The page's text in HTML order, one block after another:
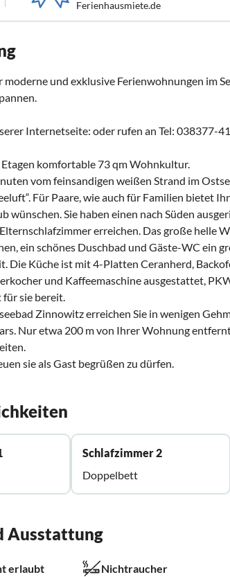
Ferienhausmiete.de
und exklusive Ferienwohnungen im
Internetseite: oder rufen an Tel: 038377-
komfortable 73 qm Wohnkultur.
vom feinsandigen weißen Strand im
Für Paare, wie auch für Familien bietet
wünschen. Sie haben einen nach Süden
erreichen. Das große helle
ein schönes Duschbad und Gäste-WC ein
Die Küche ist mit 4-Platten Ceranherd,
und Kaffeemaschine ausgestattet,
sie bereit.
Zinnowitz erreichen Sie in wenigen
Nur etwa 200 m von Ihrer Wohnung
sie als Gast begrüßen zu dürfen.
Schlafzimmer 2
Doppelbett
Ausstattung
erlaubt Nichtraucher